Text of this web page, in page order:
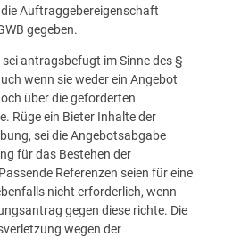
Auftraggebereigenschaft
gegeben.
antragsbefugt im Sinne des §
wenn sie weder ein Angebot
über die geforderten
Rüge ein Bieter Inhalte der
sei die Angebotsabgabe
für das Bestehen der
Referenzen seien für eine
nicht erforderlich, wenn
gegen diese richte. Die
wegen der